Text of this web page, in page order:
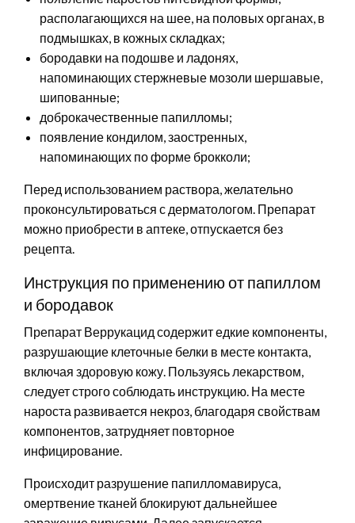
располагающихся на шее, на половых органах, в
подмышках, в кожных складках;
бородавки на подошве и ладонях,
напоминающих стержневые мозоли шершавые,
шипованные;
доброкачественные папилломы;
появление кондилом, заостренных,
напоминающих по форме брокколи;
Перед использованием раствора, желательно
проконсультироваться с дерматологом. Препарат
можно приобрести в аптеке, отпускается без
рецепта.
Инструкция по применению от папиллом
и бородавок
Препарат Веррукацид содержит едкие компоненты,
разрушающие клеточные белки в месте контакта,
включая здоровую кожу. Пользуясь лекарством,
следует строго соблюдать инструкцию. На месте
нароста развивается некроз, благодаря свойствам
компонентов, затрудняет повторное
инфицирование.
Происходит разрушение папилломавируса,
омертвение тканей блокируют дальнейшее